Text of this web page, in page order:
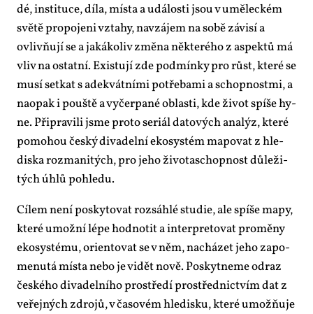
dé, in­sti­tu­ce, dí­la, mís­ta a udá­los­ti jsou v umě­lec­kém
svě­tě pro­po­je­ni vzta­hy, na­vzá­jem na so­bě zá­vi­sí a
ovliv­ňu­jí se a ja­ká­ko­liv změ­na ně­kte­ré­ho z aspek­tů má
vliv na ostat­ní. Exis­tu­jí zde pod­mín­ky pro růst, kte­ré se
mu­sí se­tkat s ade­kvát­ní­mi po­tře­ba­mi a schop­nost­mi, a
na­o­pak i pouš­tě a vy­čer­pa­né ob­las­ti, kde ži­vot spí­še hy­
ne. Při­pra­vi­li jsme pro­to se­ri­ál da­to­vých ana­lýz, kte­ré
po­mo­hou čes­ký di­va­del­ní eko­sys­tém ma­po­vat z hle­
dis­ka roz­ma­ni­tých, pro je­ho ži­vo­ta­schop­nost dů­le­ži­
tých úh­lů po­hle­du.
Cí­lem ne­ní po­sky­to­vat roz­sáh­lé stu­die, ale spí­še ma­py,
kte­ré umož­ní lé­pe hod­no­tit a in­ter­pre­to­vat pro­mě­ny
eko­sys­té­mu, ori­en­to­vat se v něm, na­chá­zet je­ho za­po­
me­nu­tá mís­ta ne­bo je vi­dět no­vě. Po­skyt­ne­me od­raz
čes­ké­ho di­va­del­ní­ho pro­stře­dí pro­střed­nic­tvím dat z
ve­řej­ných zdro­jů, v ča­so­vém hle­dis­ku, kte­ré umož­ňu­je